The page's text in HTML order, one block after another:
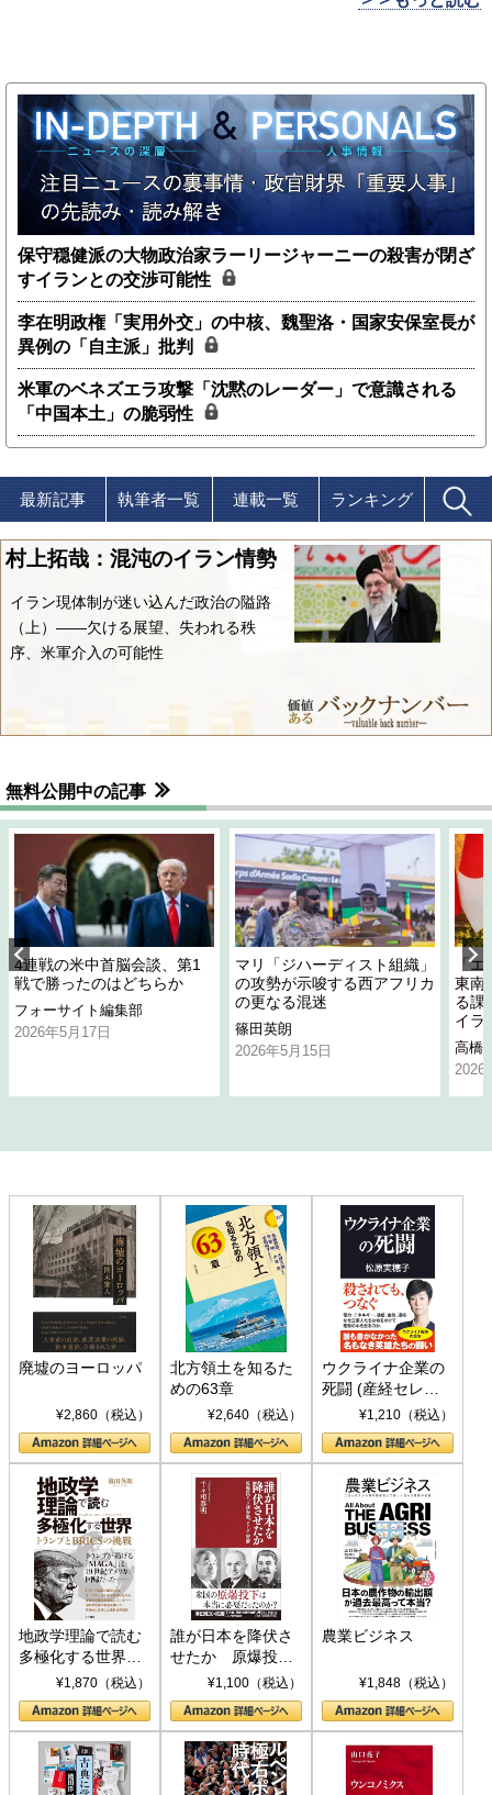
保守穏健派の大物政治家ラーリージャーニーの殺害が閉ざ
すイランとの交渉可能性
李在明政権「実用外交」の中核、魏聖洛・国家安保室長が
異例の「自主派」批判
米軍のベネズエラ攻撃「沈黙のレーダー」で意識される
「中国本土」の脆弱性
最新記事 執筆者一覧 連載一覧 ランキング
村上拓哉：混沌のイラン情勢
イラン現体制が迷い込んだ政治の隘路
（上）――欠ける展望、失われる秩
序、米軍介入の可能性
無料公開中の記事
4連戦の米中首脳会談、第1
戦で勝ったのはどちらか
フォーサイト編集部
2026年5月17日
マリ「ジハーディスト組織」
の攻勢が示唆する西アフリカ
の更なる混迷
篠田英朗
2026年5月15日
「
東南
る課
イラ
高橋
2026
廃墟のヨーロッパ
¥2,860（税込）
北方領土を知るた
めの63章
¥2,640（税込）
ウクライナ企業の
死闘 (産経セレク
ト S 039)¥1,210（税込）
地政学理論で読む
多極化する世界：
トランプとBRICS
の挑戦
¥1,870（税込）
誰が日本を降伏さ
せたか 原爆投
下、ソ連参戦、そ
して聖断 (PHP新
書)
¥1,100（税込）
農業ビジネス
¥1,848（税込）